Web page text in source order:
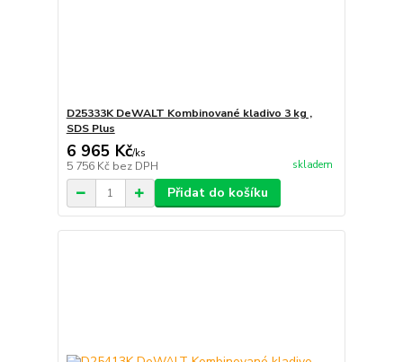
D25333K DeWALT Kombinované kladivo 3 kg ,
SDS Plus
6 965 Kč/ks
5 756 Kč bez DPH skladem
Přidat do košíku